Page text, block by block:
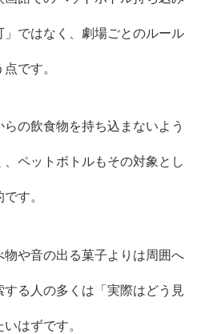
ではなく、劇場ごとのルール
です。
の飲食物を持ち込まないよう
ペットボトルもその対象とし
す。
や音の出る菓子よりは周囲へ
る人の多くは「実際はどう見
はずです。